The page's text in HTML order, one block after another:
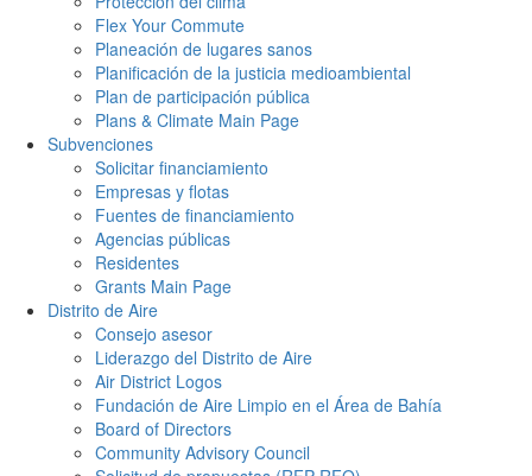
Flex Your Commute
Planeación de lugares sanos
Planificación de la justicia medioambiental
Plan de participación pública
Plans & Climate Main Page
Subvenciones
Solicitar financiamiento
Empresas y flotas
Fuentes de financiamiento
Agencias públicas
Residentes
Grants Main Page
Distrito de Aire
Consejo asesor
Liderazgo del Distrito de Aire
Air District Logos
Fundación de Aire Limpio en el Área de Bahía
Board of Directors
Community Advisory Council